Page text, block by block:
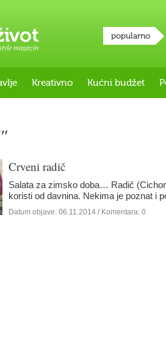
magazin
popularno
Kreativno Kućni budžet
Crveni radič
Salata za zimsko doba… Radič
koristi od davnina. Nekima je poznat i
Datum objave: 06.11.2014 / Komentara: 0